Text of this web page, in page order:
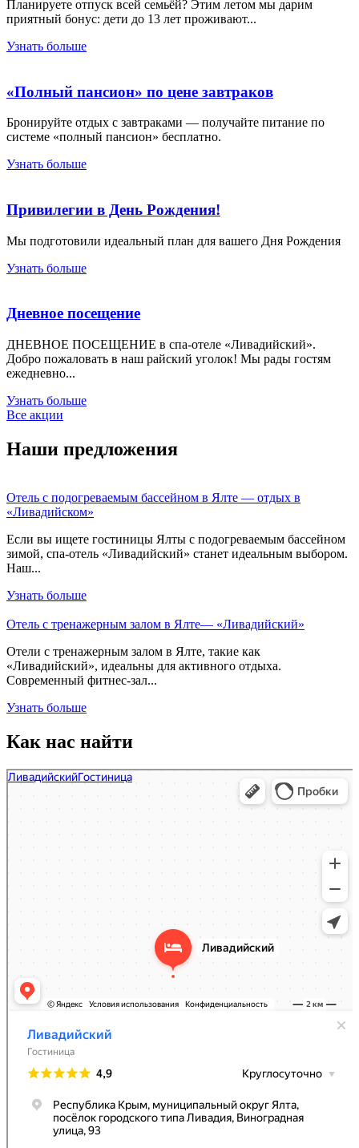
Планируете отпуск всей семьёй? Этим летом мы дарим
приятный бонус: дети до 13 лет проживают...
Узнать больше
«Полный пансион» по цене завтраков
Бронируйте отдых с завтраками — получайте питание по
системе «полный пансион» бесплатно.
Узнать больше
Привилегии в День Рождения!
Мы подготовили идеальный план для вашего Дня Рождения
Узнать больше
Дневное посещение
ДНЕВНОЕ ПОСЕЩЕНИЕ в спа-отеле «Ливадийский».
Добро пожаловать в наш райский уголок! Мы рады гостям
ежедневно...
Узнать больше
Все акции
Наши предложения
Отель с подогреваемым бассейном в Ялте — отдых в
«Ливадийском»
Если вы ищете гостиницы Ялты с подогреваемым бассейном
зимой, спа-отель «Ливадийский» станет идеальным выбором.
Наш...
Узнать больше
Отель с тренажерным залом в Ялте— «Ливадийский»
Отели с тренажерным залом в Ялте, такие как
«Ливадийский», идеальны для активного отдыха.
Современный фитнес-зал...
Узнать больше
Как нас найти
СПА Отель Ливадийский
Бассейн в Ялте